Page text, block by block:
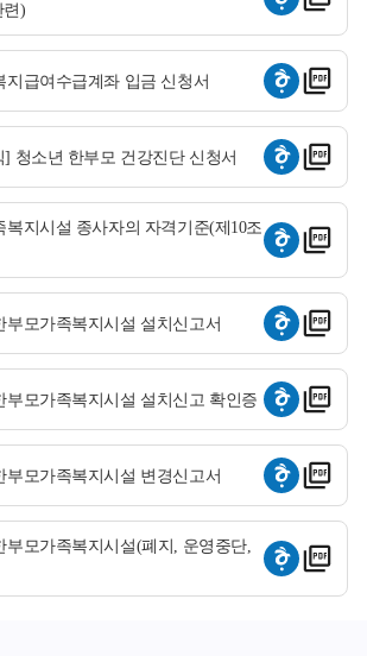
련)
지급여수급계좌 입금 신청서
] 청소년 한부모 건강진단 신청서
복지시설 종사자의 자격기준(제10조
부모가족복지시설 설치신고서
부모가족복지시설 설치신고 확인증
부모가족복지시설 변경신고서
부모가족복지시설(폐지, 운영중단,